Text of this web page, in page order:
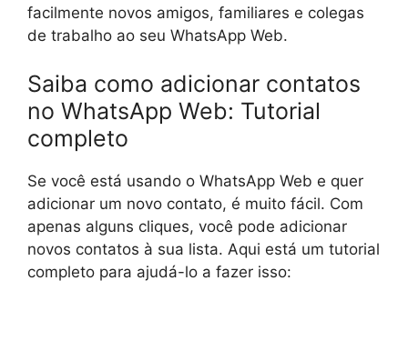
facilmente novos amigos, familiares e colegas
de trabalho ao seu WhatsApp Web.
Saiba como adicionar contatos
no WhatsApp Web: Tutorial
completo
Se você está usando o WhatsApp Web e quer
adicionar um novo contato, é muito fácil. Com
apenas alguns cliques, você pode adicionar
novos contatos à sua lista. Aqui está um tutorial
completo para ajudá-lo a fazer isso: